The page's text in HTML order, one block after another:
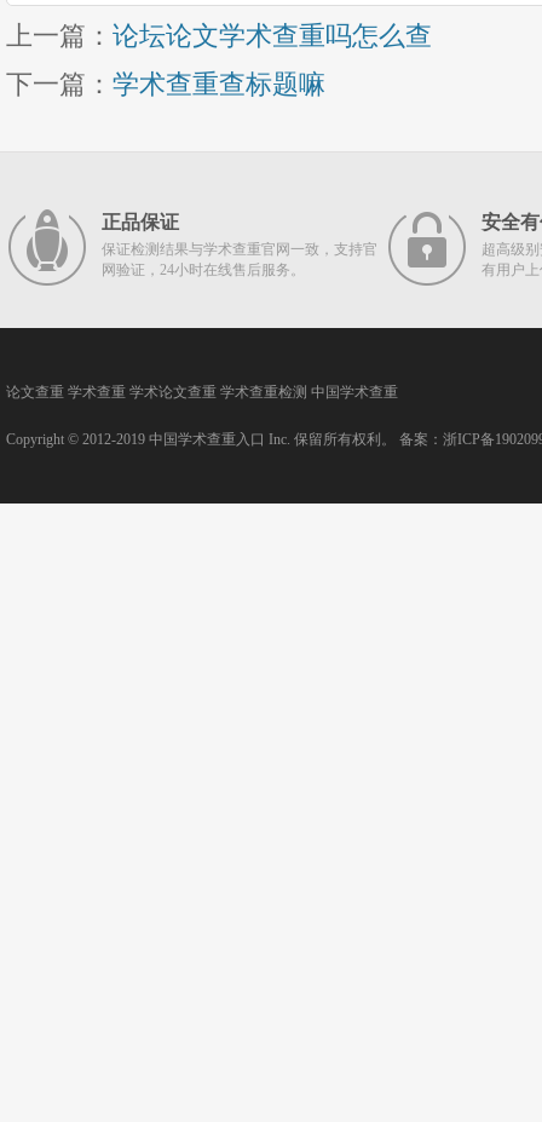
上一篇： 论坛论文学术查重吗怎么查
下一篇： 学术查重查标题嘛
正品保证
保证检测结果与学术查重官网一致，支持官
网验证，24小时在线售后服务。
安全
超高级
有用户
论文查重 学术查重 学术论文查重 学术查重检测 中国学术查重
Copyright © 2012-2019 中国学术查重入口 Inc. 保留所有权利。 备案： 浙ICP备